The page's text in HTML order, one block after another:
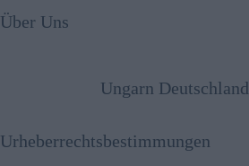
Über Uns
Ungarn Deutschland
Urheberrechtsbestimmungen